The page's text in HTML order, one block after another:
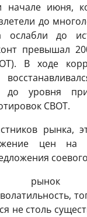
июня,
до
ослабли до
превышал
В ходе
до уровня
CBOT.
рынка,
цен
рынок
не столь